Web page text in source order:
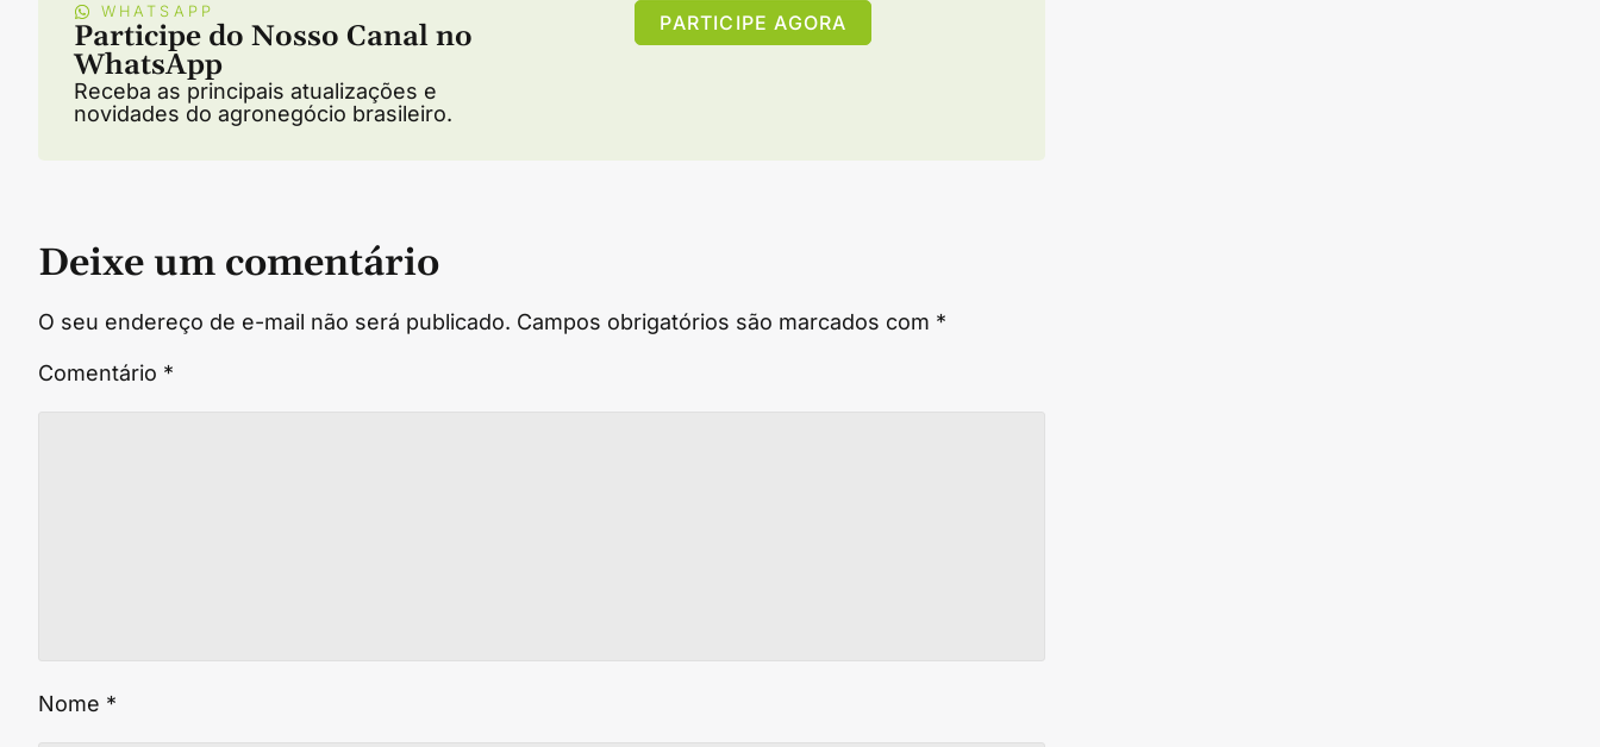
WHATSAPP
Participe do Nosso Canal no
WhatsApp
Receba as principais atualizações e
novidades do agronegócio brasileiro.
PARTICIPE AGORA
Deixe um comentário
O seu endereço de e-mail não será publicado. Campos obrigatórios são marcados com *
Comentário *
Nome *